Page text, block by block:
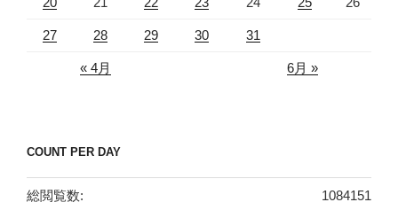
27 28 29 30 31
« 4月 6月 »
COUNT PER DAY
1084151
総閲覧数: